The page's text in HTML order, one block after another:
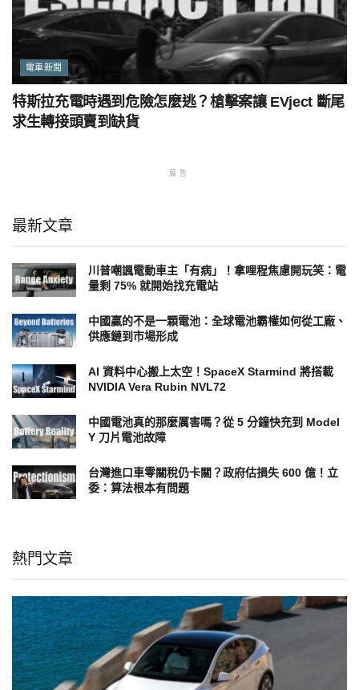
電車新聞
特斯拉充電時遇到危險怎麼逃？槍擊案讓 EVject 斷尾
求生轉接頭賣到缺貨
廣告
最新文章
川普嘲諷電動車主「有病」！拿哩程焦慮開玩笑：電
量剩 75% 就開始找充電站
中國贏的不是一顆電池：全球電池霸權如何從工廠、
供應鏈到市場形成
AI 資料中心搬上太空！SpaceX Starmind 將搭載
NVIDIA Vera Rubin NVL72
中國電池真的那麼厲害嗎？從 5 分鐘快充到 Model
Y 刀片電池故障
台灣進口車零關稅仍卡關？政府估損失 600 億！立
委：算法根本有問題
熱門文章